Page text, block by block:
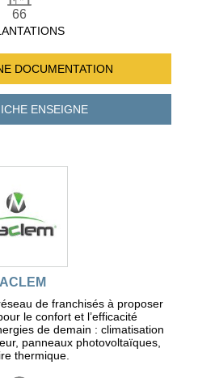
66
DOCUMENTATION
ENSEIGNE
de franchisés à proposer
le confort et l’efficacité
de demain : climatisation
panneaux photovoltaïques,
thermique.